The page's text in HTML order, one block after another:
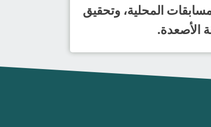
المحلية، وتحقيق
الأصعدة.